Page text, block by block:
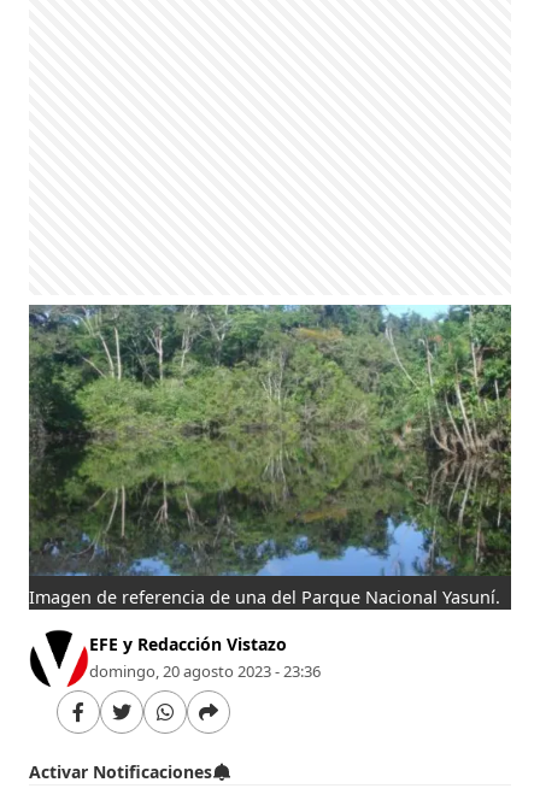
Imagen de referencia de una del Parque Nacional Yasuní.
EFE y Redacción Vistazo
domingo, 20 agosto 2023 - 23:36
Activar Notificaciones